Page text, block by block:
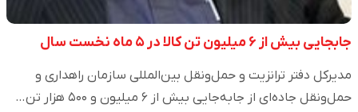
جابجایی بیش از ۶ میلیون تن کالا در ۵ ماه نخست سال
مدیرکل دفتر ترانزیت و حمل‌ونقل بین‌المللی سازمان راهداری و
حمل‌ونقل جاده‌ای از جابه‌جایی بیش از ۶ میلیون و ۵۰۰ هزار تن…